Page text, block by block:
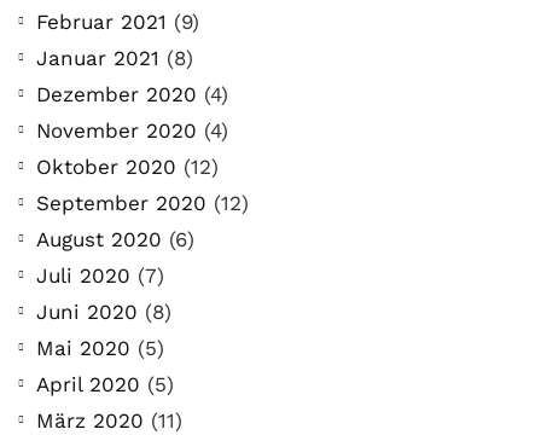
Februar 2021 (9)
Januar 2021 (8)
Dezember 2020 (4)
November 2020 (4)
Oktober 2020 (12)
September 2020 (12)
August 2020 (6)
Juli 2020 (7)
Juni 2020 (8)
Mai 2020 (5)
April 2020 (5)
März 2020 (11)